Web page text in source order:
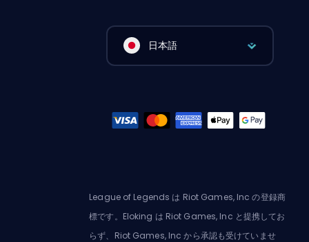
日本語
League of Legends は Riot Games, Inc の登録商
標です。Eloking は Riot Games, Inc と提携してお
らず、Riot Games, Inc から承認も受けていませ